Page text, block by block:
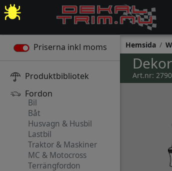
Priserna inkl moms
Produktbibliotek
Fordon
Bil
Båt
Husvagn & Husbil
Lastbil
Traktor & Maskiner
MC & Motocross
Terrängfordon
Hemsida
Art.nr: 2790